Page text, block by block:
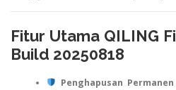
Fitur Utama QILING
Build 20250818
Penghapusan Permanen